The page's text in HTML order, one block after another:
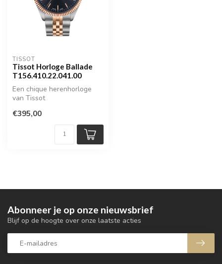
TISSOT
Tissot Horloge Ballade
T156.410.22.041.00
Een chique herenhorloge
van Tissot
€395,00
Abonneer je op onze nieuwsbrief
Blijf op de hoogte over onze laatste acties